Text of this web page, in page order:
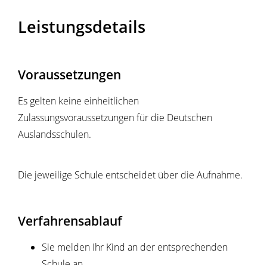
Leistungsdetails
Voraussetzungen
Es gelten keine einheitlichen
Zulassungsvoraussetzungen für die Deutschen
Auslandsschulen.
Die jeweilige Schule entscheidet über die Aufnahme.
Verfahrensablauf
Sie melden Ihr Kind an der entsprechenden